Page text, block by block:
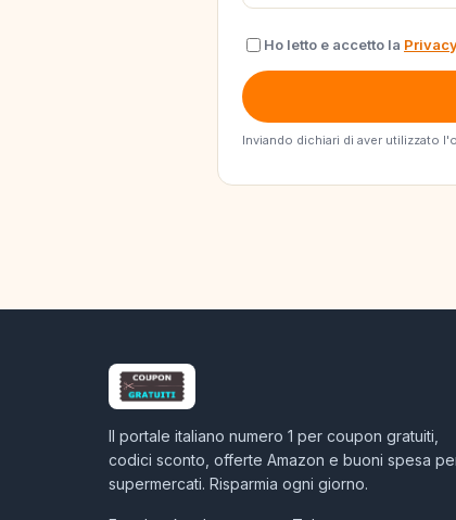
Ho letto e accetto la
Inviando dichiari di aver utilizzato
Il portale italiano numero 1 per coupon gratuiti,
codici sconto, offerte Amazon e buoni spesa
supermercati. Risparmia ogni giorno.